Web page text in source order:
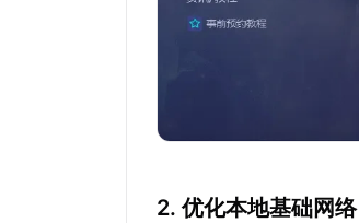
2. 优化本地基础网络